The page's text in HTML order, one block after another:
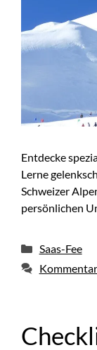
Entdecke
Lerne
Schweizer
persönlichen
Kategorien
Saas-Fee